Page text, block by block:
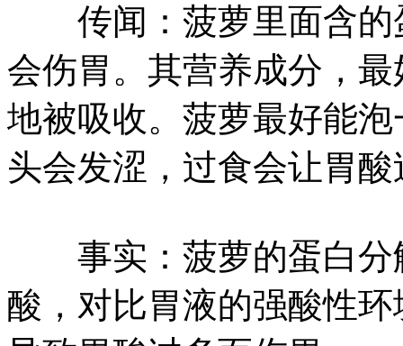
传闻：菠萝里面含的
会伤胃。其营养成分，
地被吸收。菠萝最好能
头会发涩，过食会让胃酸
事实：菠萝的蛋白分
酸，对比胃液的强酸性